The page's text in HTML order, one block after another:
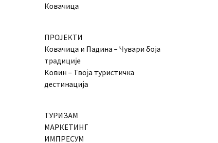
Ковачица
ПРОЈЕКТИ
Ковачица и Падина – Чувари боја
традиције
Ковин – Твоја туристичка
дестинација
ТУРИЗАМ
МАРКЕТИНГ
ИМПРЕСУМ